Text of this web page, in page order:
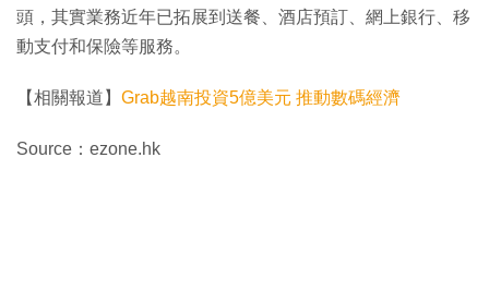
頭，其實業務近年已拓展到送餐、酒店預訂、網上銀行、移
動支付和保險等服務。
【相關報道】 Grab越南投資5億美元 推動數碼經濟
Source：ezone.hk